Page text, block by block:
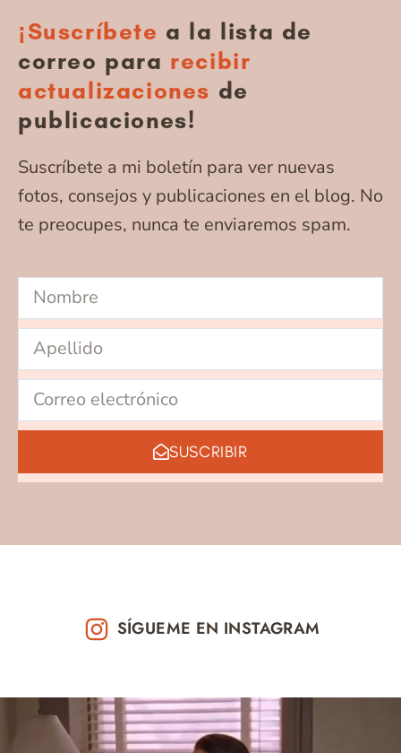
¡Suscríbete a la lista de
correo para recibir
actualizaciones de
publicaciones!
Suscríbete a mi boletín para ver nuevas
fotos, consejos y publicaciones en el blog. No
te preocupes, nunca te enviaremos spam.
SUSCRIBIR
SÍGUEME EN INSTAGRAM